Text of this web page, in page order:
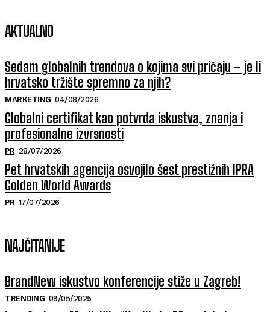
AKTUALNO
Sedam globalnih trendova o kojima svi pričaju – je li
hrvatsko tržište spremno za njih?
MARKETING 04/08/2026
Globalni certifikat kao potvrda iskustva, znanja i
profesionalne izvrsnosti
PR 28/07/2026
Pet hrvatskih agencija osvojilo šest prestižnih IPRA
Golden World Awards
PR 17/07/2026
NAJČITANIJE
BrandNew iskustvo konferencije stiže u Zagreb!
TRENDING 09/05/2025